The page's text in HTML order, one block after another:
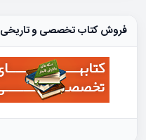
فروش کتاب تخصصی و تاریخی